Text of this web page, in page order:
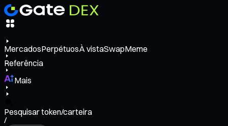
MercadosPerpétuosÀ vistaSwapMeme
Referência
Mais
Pesquisar token/carteira
/